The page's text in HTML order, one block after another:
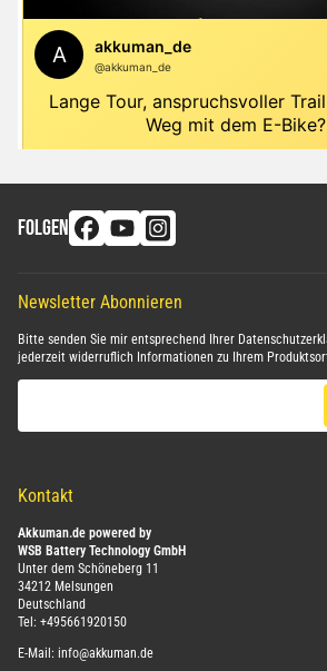
FOLGEN
Newsletter Abonnieren
Bitte senden Sie mir entsprechend Ihrer
jederzeit widerruflich Informationen zu Ihrem
Kontakt
Akkuman.de powered by
WSB Battery Technology GmbH
Unter dem Schöneberg 11
34212 Melsungen
Deutschland
Tel: +495661920150
E-Mail: info@akkuman.de